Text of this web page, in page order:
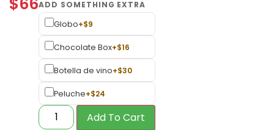
Globo+$9
Chocolate Box+$16
Botella de vino+$30
Peluche+$24
Add To Cart